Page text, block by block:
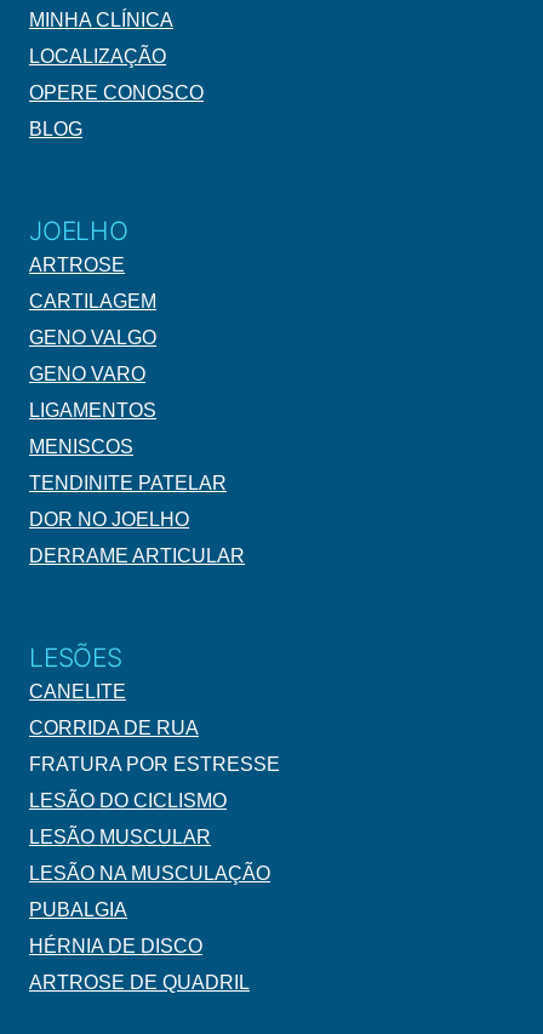
MINHA CLÍNICA
LOCALIZAÇÃO
OPERE CONOSCO
BLOG
JOELHO
ARTROSE
CARTILAGEM
GENO VALGO
GENO VARO
LIGAMENTOS
MENISCOS
TENDINITE PATELAR
DOR NO JOELHO
DERRAME ARTICULAR
LESÕES
CANELITE
CORRIDA DE RUA
FRATURA POR ESTRESSE
LESÃO DO CICLISMO
LESÃO MUSCULAR
LESÃO NA MUSCULAÇÃO
PUBALGIA
HÉRNIA DE DISCO
ARTROSE DE QUADRIL